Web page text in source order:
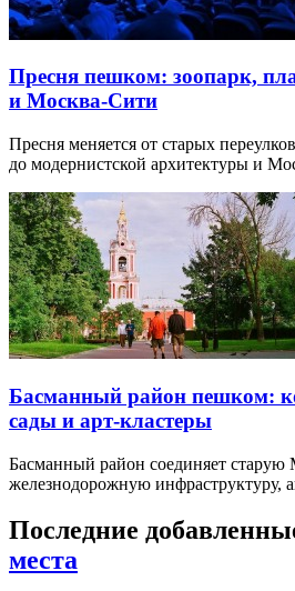
Пресня пешком: зоопарк,
и Москва-Сити
Пресня меняется от старых
до модернистской архитектуры и
Басманный район пешком:
сады и арт-кластеры
Басманный район соединяет старую
железнодорожную инфраструктуру,
Последние
места